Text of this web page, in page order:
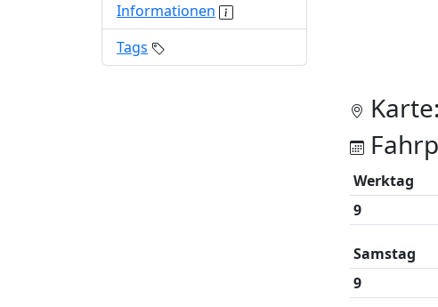
Karte:
Werktag
9
Samstag
9
Informationen
Tags